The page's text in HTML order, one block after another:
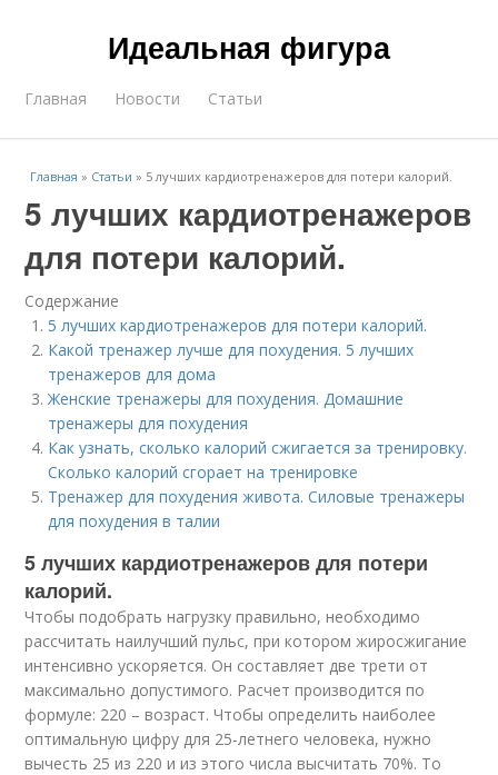
Идеальная фигура
Главная Новости Статьи
Главная » Статьи » 5 лучших кардиотренажеров для потери калорий.
5 лучших кардиотренажеров
для потери калорий.
Содержание
5 лучших кардиотренажеров для потери калорий.
Какой тренажер лучше для похудения. 5 лучших
тренажеров для дома
Женские тренажеры для похудения. Домашние
тренажеры для похудения
Как узнать, сколько калорий сжигается за тренировку.
Сколько калорий сгорает на тренировке
Тренажер для похудения живота. Силовые тренажеры
для похудения в талии
5 лучших кардиотренажеров для потери
калорий.
Чтобы подобрать нагрузку правильно, необходимо
рассчитать наилучший пульс, при котором жиросжигание
интенсивно ускоряется. Он составляет две трети от
максимально допустимого. Расчет производится по
формуле: 220 – возраст. Чтобы определить наиболее
оптимальную цифру для 25-летнего человека, нужно
вычесть 25 из 220 и из этого числа высчитать 70%. То